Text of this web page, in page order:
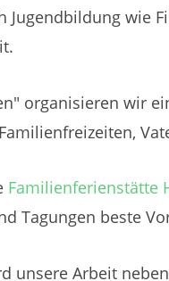
Jugendbildung
organisieren wir
Familienferienstätte
Tagungen beste
unsere Arbeit